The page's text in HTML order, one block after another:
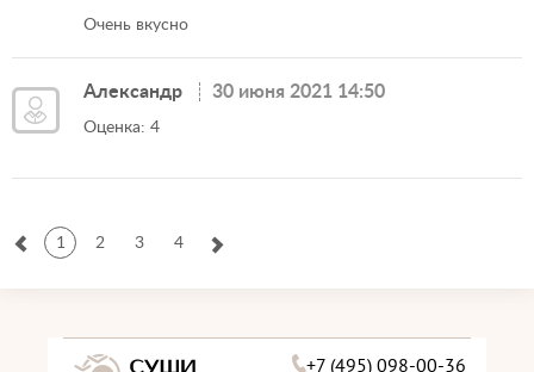
Очень вкусно
Александр 30 июня 2021 14:50
Оценка: 4
1 2 3 4
+7 (495) 098-00-36